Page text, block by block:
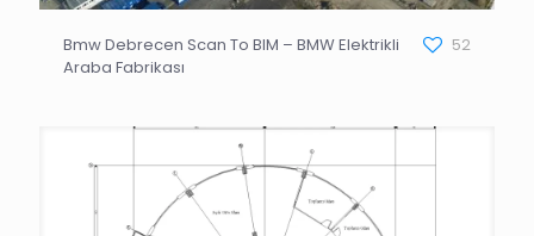
Bmw Debrecen Scan To BIM – BMW Elektrikli
Araba Fabrikası
52